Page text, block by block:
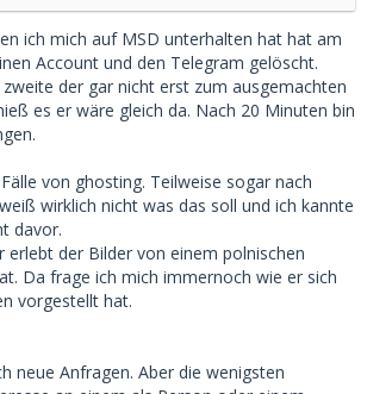
ich mich auf MSD unterhalten hat hat am
Account und den Telegram gelöscht.
der gar nicht erst zum ausgemachten
es er wäre gleich da. Nach 20 Minuten bin
von ghosting. Teilweise sogar nach
wirklich nicht was das soll und ich kannte
davor.
erlebt der Bilder von einem polnischen
Da frage ich mich immernoch wie er sich
vorgestellt hat.
neue Anfragen. Aber die wenigsten